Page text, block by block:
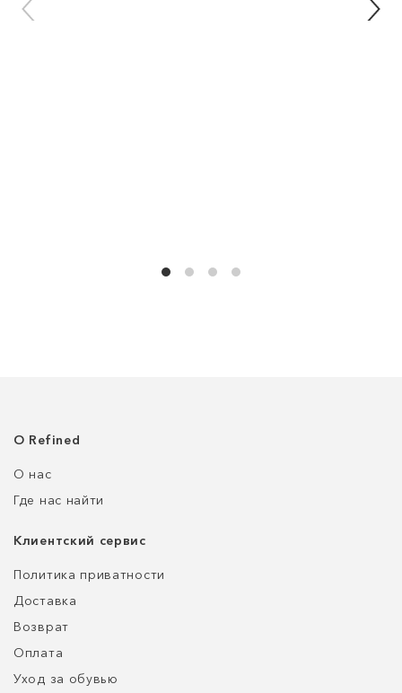
О Refined
О нас
Где нас найти
Клиентский сервис
Политика приватности
Доставка
Возврат
Оплата
Уход за обувью